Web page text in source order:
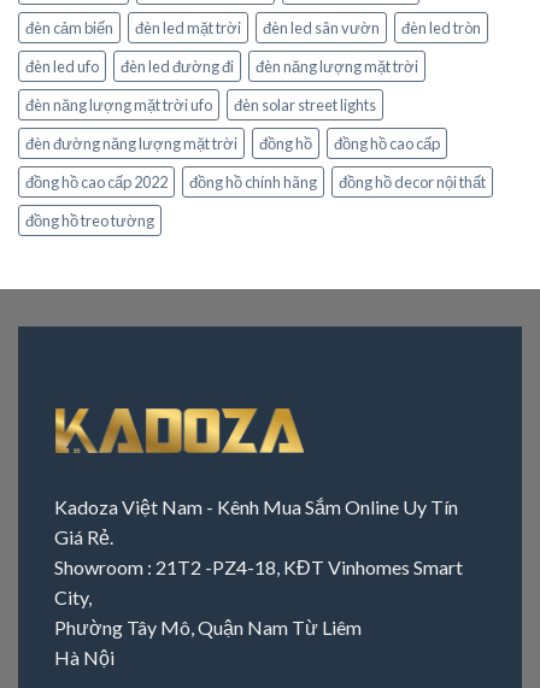
đèn cảm biến
đèn led mặt trời đèn led sân vườn
đèn led tròn
đèn led ufo
đèn led đường đi
đèn năng lượng mặt trời
đèn năng lượng mặt trời ufo
đèn solar street lights
đèn đường năng lượng mặt trời
đồng hồ
đồng hồ cao cấp
đồng hồ cao cấp 2022
đồng hồ chính hãng
đồng hồ decor nội thất
đồng hồ treo tường
Kadoza Việt Nam - Kênh Mua Sắm Online Uy Tín
Giá Rẻ.
Showroom : 21T2 -PZ4-18, KĐT Vinhomes Smart
City,
Phường Tây Mô, Quận Nam Từ Liêm
Hà Nội